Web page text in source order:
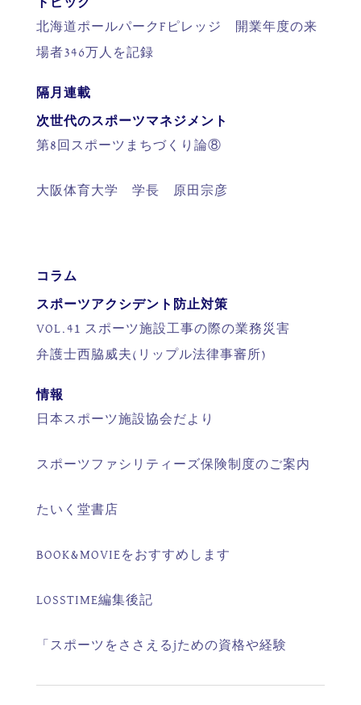
北海道ポールパークFピレッジ 開業年度の来
場者346万人を記録
隔月連載
次世代のスポーツマネジメント
第8回スポーツまちづくり論⑧
大阪体育大学 学長 原田宗彦
コラム
スポーツアクシデント防止対策
VOL.41 スポーツ施設工事の際の業務災害
弁護士西脇威夫(リップル法律事審所)
情報
日本スポーツ施設協会だより
スポーツファシリティーズ保険制度のご案内
たいく堂書店
BOOK&MOVIEをおすすめします
LOSSTIME編集後記
「スポーツをささえるjための資格や経験